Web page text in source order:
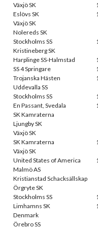
Växjö SK
Eslövs SK
Växjö SK
Nolereds SK
Stockholms SS
Kristineberg SK
Harplinge SS-Halmstad
SS 4 Springare
Trojanska Hästen
Uddevalla SS
Stockholms SS
En Passant, Svedala
SK Kamraterna
Ljungby SK
Växjö SK
SK Kamraterna
Växjö SK
United States of America
Malmö AS
Kristianstad Schacksällskap
Örgryte SK
Stockholms SS
Limhamns SK
Denmark
Örebro SS